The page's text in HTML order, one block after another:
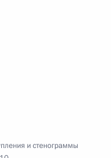
и стенограммы